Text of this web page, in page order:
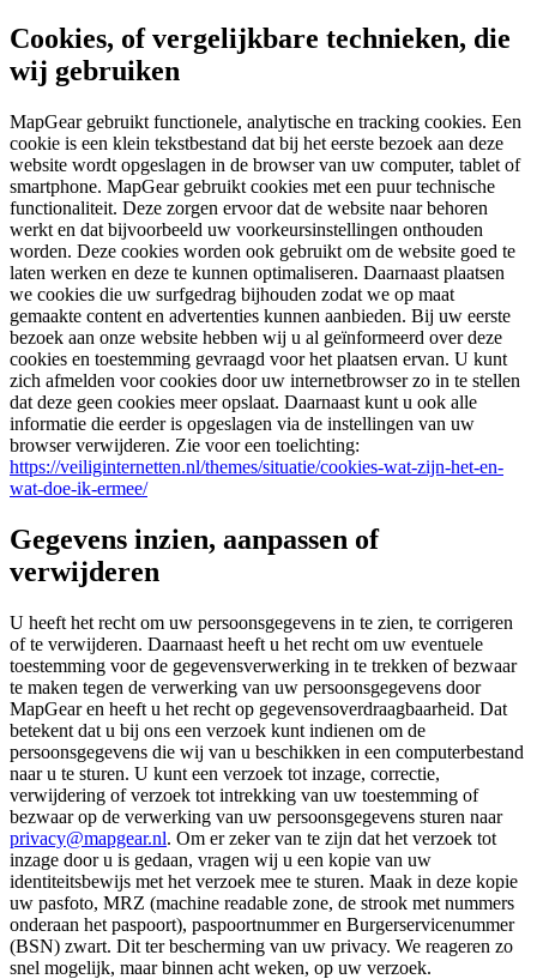
Cookies, of vergelijkbare technieken, die
wij gebruiken
MapGear gebruikt functionele, analytische en tracking cookies. Een
cookie is een klein tekstbestand dat bij het eerste bezoek aan deze
website wordt opgeslagen in de browser van uw computer, tablet of
smartphone. MapGear gebruikt cookies met een puur technische
functionaliteit. Deze zorgen ervoor dat de website naar behoren
werkt en dat bijvoorbeeld uw voorkeursinstellingen onthouden
worden. Deze cookies worden ook gebruikt om de website goed te
laten werken en deze te kunnen optimaliseren. Daarnaast plaatsen
we cookies die uw surfgedrag bijhouden zodat we op maat
gemaakte content en advertenties kunnen aanbieden. Bij uw eerste
bezoek aan onze website hebben wij u al geïnformeerd over deze
cookies en toestemming gevraagd voor het plaatsen ervan. U kunt
zich afmelden voor cookies door uw internetbrowser zo in te stellen
dat deze geen cookies meer opslaat. Daarnaast kunt u ook alle
informatie die eerder is opgeslagen via de instellingen van uw
browser verwijderen. Zie voor een toelichting:
https://veiliginternetten.nl/themes/situatie/cookies-wat-zijn-het-en-
wat-doe-ik-ermee/
Gegevens inzien, aanpassen of
verwijderen
U heeft het recht om uw persoonsgegevens in te zien, te corrigeren
of te verwijderen. Daarnaast heeft u het recht om uw eventuele
toestemming voor de gegevensverwerking in te trekken of bezwaar
te maken tegen de verwerking van uw persoonsgegevens door
MapGear en heeft u het recht op gegevensoverdraagbaarheid. Dat
betekent dat u bij ons een verzoek kunt indienen om de
persoonsgegevens die wij van u beschikken in een computerbestand
naar u te sturen. U kunt een verzoek tot inzage, correctie,
verwijdering of verzoek tot intrekking van uw toestemming of
bezwaar op de verwerking van uw persoonsgegevens sturen naar
privacy@mapgear.nl. Om er zeker van te zijn dat het verzoek tot
inzage door u is gedaan, vragen wij u een kopie van uw
identiteitsbewijs met het verzoek mee te sturen. Maak in deze kopie
uw pasfoto, MRZ (machine readable zone, de strook met nummers
onderaan het paspoort), paspoortnummer en Burgerservicenummer
(BSN) zwart. Dit ter bescherming van uw privacy. We reageren zo
snel mogelijk, maar binnen acht weken, op uw verzoek.